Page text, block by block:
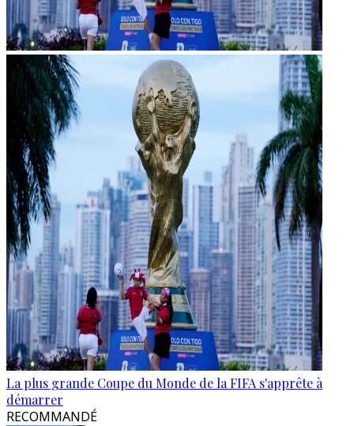
La plus grande Coupe du Monde de la FIFA s'apprête à
démarrer
RECOMMANDÉ